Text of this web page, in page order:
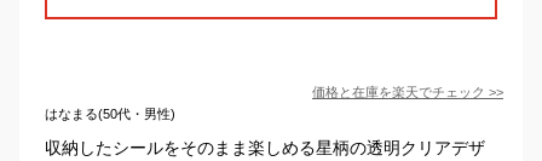
価格と在庫を楽天でチェック >>
はなまる(50代・男性)
収納したシールをそのまま楽しめる星柄の透明クリアデザ